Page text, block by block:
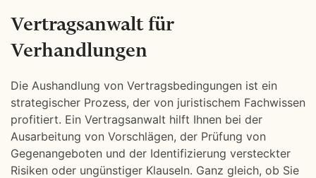
Vertragsanwalt für
Verhandlungen
Die Aushandlung von Vertragsbedingungen ist ein
strategischer Prozess, der von juristischem Fachwissen
profitiert. Ein Vertragsanwalt hilft Ihnen bei der
Ausarbeitung von Vorschlägen, der Prüfung von
Gegenangeboten und der Identifizierung versteckter
Risiken oder ungünstiger Klauseln. Ganz gleich, ob Sie